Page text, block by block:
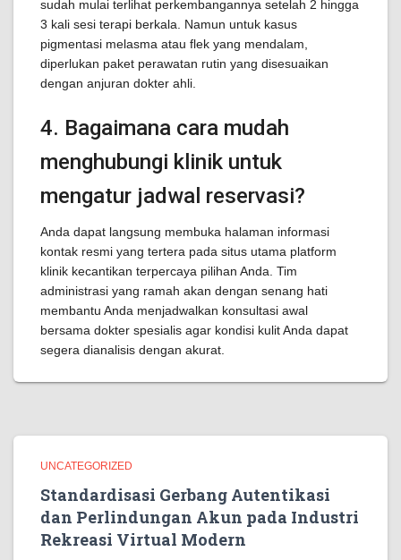
sudah mulai terlihat perkembangannya setelah 2 hingga
3 kali sesi terapi berkala. Namun untuk kasus
pigmentasi melasma atau flek yang mendalam,
diperlukan paket perawatan rutin yang disesuaikan
dengan anjuran dokter ahli.
4. Bagaimana cara mudah
menghubungi klinik untuk
mengatur jadwal reservasi?
Anda dapat langsung membuka halaman informasi
kontak resmi yang tertera pada situs utama platform
klinik kecantikan terpercaya pilihan Anda. Tim
administrasi yang ramah akan dengan senang hati
membantu Anda menjadwalkan konsultasi awal
bersama dokter spesialis agar kondisi kulit Anda dapat
segera dianalisis dengan akurat.
UNCATEGORIZED
Standardisasi Gerbang Autentikasi
dan Perlindungan Akun pada Industri
Rekreasi Virtual Modern